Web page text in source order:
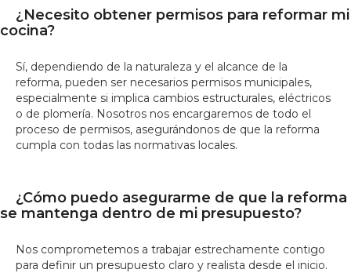
¿Necesito obtener permisos para reformar mi
cocina?
Sí, dependiendo de la naturaleza y el alcance de la
reforma, pueden ser necesarios permisos municipales,
especialmente si implica cambios estructurales, eléctricos
o de plomería. Nosotros nos encargaremos de todo el
proceso de permisos, asegurándonos de que la reforma
cumpla con todas las normativas locales.
¿Cómo puedo asegurarme de que la reforma
se mantenga dentro de mi presupuesto?
Nos comprometemos a trabajar estrechamente contigo
para definir un presupuesto claro y realista desde el inicio.